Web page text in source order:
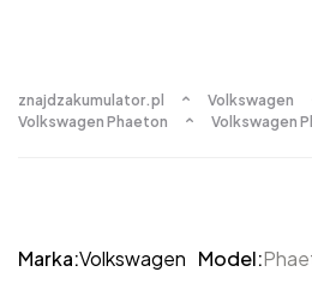
znajdzakumulator.pl
Volkswagen
Volkswagen Phaeton
Volkswagen
Marka:Volkswagen Model: